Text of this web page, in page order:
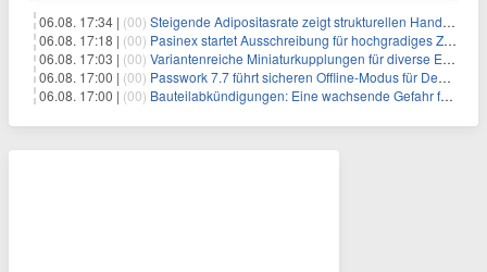
06.08. 17:34 | (00) Steigende Adipositasrate zeigt strukturellen Handlungsbedarf bei der Ernährung schulpflichtiger Kinder
06.08. 17:18 | (00) Pasinex startet Ausschreibung für hochgradiges Zinksulfidkonzentrat mit Germanium- und Silbergehalten und stellt ein Betriebsupdate bereit
06.08. 17:03 | (00) Variantenreiche Miniaturkupplungen für diverse Einsatzbereiche
06.08. 17:00 | (00) Passwork 7.7 führt sicheren Offline-Modus für Desktop- und Mobile-Apps ein
06.08. 17:00 | (00) Bauteilabkündigungen: Eine wachsende Gefahr für industrielle Elektroniksysteme